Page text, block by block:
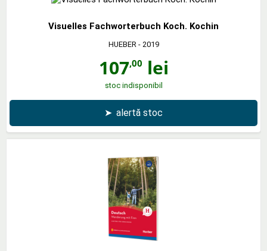
Visuelles Fachworterbuch Koch. Kochin
HUEBER - 2019
107,00 lei
stoc indisponibil
➤ alertă stoc